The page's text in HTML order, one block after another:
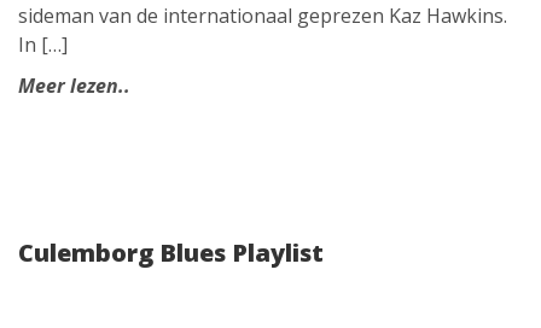
sideman van de internationaal geprezen Kaz Hawkins.
In […]
Meer lezen..
Culemborg Blues Playlist